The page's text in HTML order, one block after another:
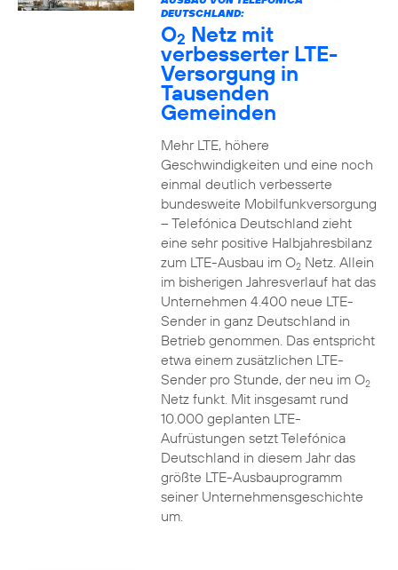
DEUTSCHLAND:
O2 Netz mit
verbesserter LTE-
Versorgung in
Tausenden
Gemeinden
Mehr LTE, höhere
Geschwindigkeiten und eine noch
einmal deutlich verbesserte
bundesweite Mobilfunkversorgung
– Telefónica Deutschland zieht
eine sehr positive Halbjahresbilanz
zum LTE-Ausbau im O2Netz. Allein
im bisherigen Jahresverlauf hat das
Unternehmen 4.400 neue LTE-
Sender in ganz Deutschland in
Betrieb genommen. Das entspricht
etwa einem zusätzlichen LTE-
Sender pro Stunde, der neu im O2
Netz funkt. Mit insgesamt rund
10.000 geplanten LTE-
Aufrüstungen setzt Telefónica
Deutschland in diesem Jahr das
größte LTE-Ausbauprogramm
seiner Unternehmensgeschichte
um.